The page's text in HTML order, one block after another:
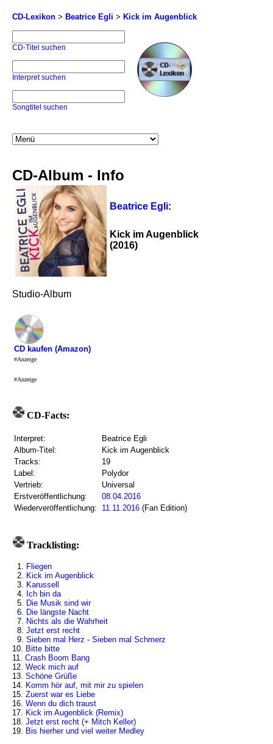
CD-Lexikon > Beatrice Egli > Kick im Augenblick
CD-Titel suchen
Interpret suchen
Songtitel suchen
CD-Album - Info
Beatrice Egli:
Kick im Augenblick
(2016)
Studio-Album
CD kaufen (Amazon)
#Anzeige
#Anzeige
CD-Facts:
Interpret:
Beatrice Egli
Album-Titel:
Kick im Augenblick
Tracks:
19
Label:
Polydor
Vertrieb:
Universal
Erstveröffentlichung:
08.04.2016
Wiederveröffentlichung:
11.11.2016 (Fan Edition)
Tracklisting:
1. Fliegen
2. Kick im Augenblick
3. Karussell
4. Ich bin da
5. Die Musik sind wir
6. Die längste Nacht
7. Nichts als die Wahrheit
8. Jetzt erst recht
9. Sieben mal Herz - Sieben mal Schmerz
10. Bitte bitte
11. Crash Boom Bang
12. Weck mich auf
13. Schöne Grüße
14. Komm hör auf, mit mir zu spielen
15. Zuerst war es Liebe
16. Wenn du dich traust
17. Kick im Augenblick (Remix)
18. Jetzt erst recht (+ Mitch Keller)
19. Bis hierher und viel weiter Medley